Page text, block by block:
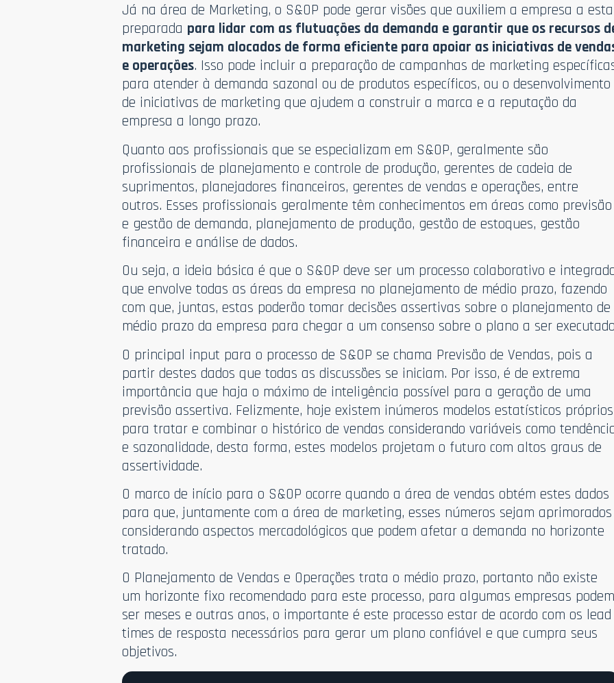
Já na área de Marketing, o S&OP pode gerar visões que auxiliem a empresa a
preparada para lidar com as flutuações da demanda e garantir que os recursos
marketing sejam alocados de forma eficiente para apoiar as iniciativas de
e operações. Isso pode incluir a preparação de campanhas de marketing
para atender à demanda sazonal ou de produtos específicos, ou o desenvolvimento
de iniciativas de marketing que ajudem a construir a marca e a reputação da
empresa a longo prazo.
Quanto aos profissionais que se especializam em S&OP, geralmente são
profissionais de planejamento e controle de produção, gerentes de cadeia de
suprimentos, planejadores financeiros, gerentes de vendas e operações, entre
outros. Esses profissionais geralmente têm conhecimentos em áreas como previsão
e gestão de demanda, planejamento de produção, gestão de estoques, gestão
financeira e análise de dados.
Ou seja, a ideia básica é que o S&OP deve ser um processo colaborativo e
que envolve todas as áreas da empresa no planejamento de médio prazo, fazendo
com que, juntas, estas poderão tomar decisões assertivas sobre o planejamento de
médio prazo da empresa para chegar a um consenso sobre o plano a ser
O principal input para o processo de S&OP se chama Previsão de Vendas, pois a
partir destes dados que todas as discussões se iniciam. Por isso, é de extrema
importância que haja o máximo de inteligência possível para a geração de uma
previsão assertiva. Felizmente, hoje existem inúmeros modelos estatísticos próprios
para tratar e combinar o histórico de vendas considerando variáveis como
e sazonalidade, desta forma, estes modelos projetam o futuro com altos graus de
assertividade.
O marco de início para o S&OP ocorre quando a área de vendas obtém estes dados
para que, juntamente com a área de marketing, esses números sejam aprimorados
considerando aspectos mercadológicos que podem afetar a demanda no horizonte
tratado.
O Planejamento de Vendas e Operações trata o médio prazo, portanto não existe
um horizonte fixo recomendado para este processo, para algumas empresas
ser meses e outras anos, o importante é este processo estar de acordo com os lead
times de resposta necessários para gerar um plano confiável e que cumpra seus
objetivos.